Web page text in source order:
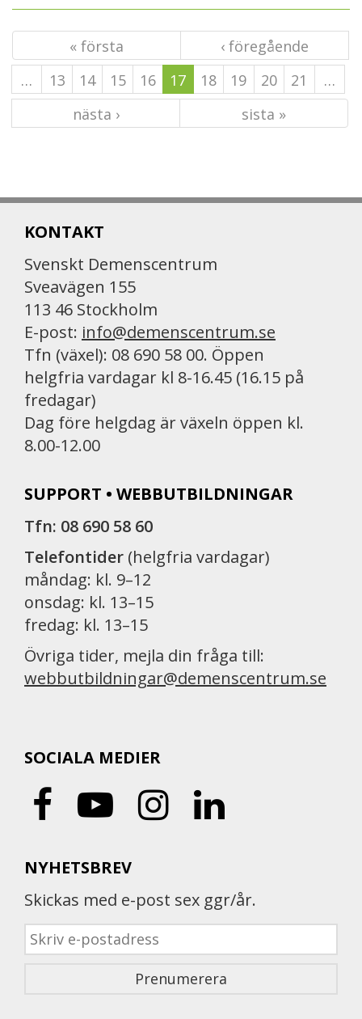
« första
‹ föregående
…
13 14 15 16 17 18 19 20 21
…
nästa ›
sista »
KONTAKT
Svenskt Demenscentrum
Sveavägen 155
113 46 Stockholm
E-post: info@demenscentrum.se
Tfn (växel): 08 690 58 00. Öppen
helgfria vardagar kl 8-16.45 (16.15 på
fredagar)
Dag före helgdag är växeln öppen kl.
8.00-12.00
SUPPORT • WEBBUTBILDNINGAR
Tfn: 08 690 58 60
Telefontider (helgfria vardagar)
måndag: kl. 9–12
onsdag: kl. 13–15
fredag: kl. 13–15
Övriga tider, mejla din fråga till:
webbutbildningar@demenscentrum.se
SOCIALA MEDIER
NYHETSBREV
Skickas med e-post sex ggr/år.